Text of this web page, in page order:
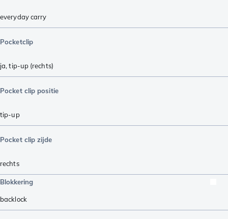
everyday carry
Pocketclip
ja, tip-up (rechts)
Pocket clip positie
tip-up
Pocket clip zijde
rechts
Blokkering
backlock